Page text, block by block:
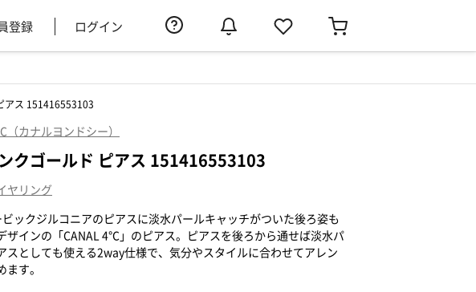
登録 ログイン
アス 151416553103
カナルヨンドシー）
クゴールド ピアス 151416553103
ヤリング
ックジルコニアのピアスに淡水パールキャッチがついた後ろ姿も
ザインの「CANAL 4℃」のピアス。ピアスを後ろから通せば淡水パ
スとしても使える2way仕様で、気分やスタイルに合わせてアレン
す。